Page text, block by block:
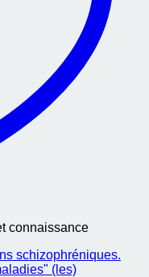
connaissance
schizophréniques.
(les)